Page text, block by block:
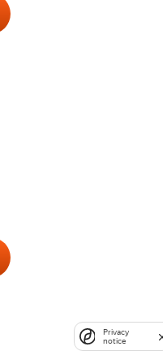
Privacy
notice